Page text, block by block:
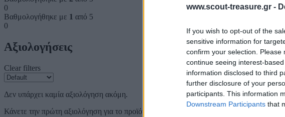
www.scout-treasure.gr -
If you wish to opt-out of the
sensitive information for
confirm your selection.
continue seeing interest-
information disclosed to third
further disclosure of your
participants. This information
Downstream Participants that
0
Βαθμολογήθηκε με 1 από 5
0
Αξιολογήσεις
Clear filters
Δεν υπάρχει καμία αξιολόγηση ακόμη.
Κάνετε την πρώτη αξιολόγηση για το προϊόν: “Τσακωμός στην αυλή”